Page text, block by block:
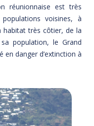
réunionnaise est très
voisines, à
habitat très côtier, de la
population, le Grand
en danger d’extinction à